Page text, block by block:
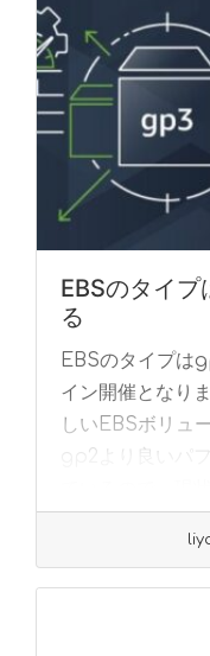
EBSのタイ
る
EBSのタイプは
イン開催となり
しいEBSボリュ
gp2より良いパ